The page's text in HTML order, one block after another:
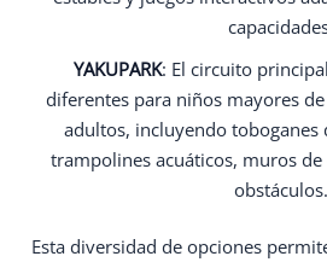
YAKUPARK: El circuito
diferentes para niños mayores
adultos, incluyendo toboganes
trampolines acuáticos, muros
obstáculos.
Esta diversidad de opciones